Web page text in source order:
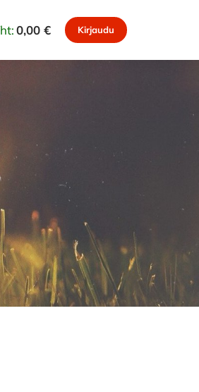
0,00 € Kirjaudu